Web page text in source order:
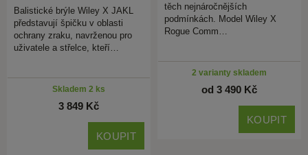
Balistické brýle Wiley X JAKL
představují špičku v oblasti
ochrany zraku, navrženou pro
uživatele a střelce, kteří…
Skladem 2 ks
3 849 Kč
KOUPIT
těch nejnáročnějších
podmínkách. Model Wiley X
Rogue Comm…
2 varianty skladem
od 3 490 Kč
KOUPIT